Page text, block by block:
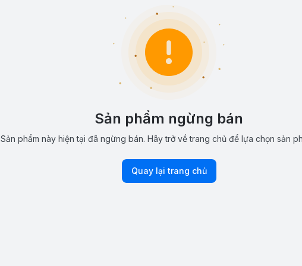
Sản phẩm ngừng bán
Sản phẩm này hiện tại đã ngừng bán. Hãy trở về trang chủ để lựa chọn sản
Quay lại trang chủ